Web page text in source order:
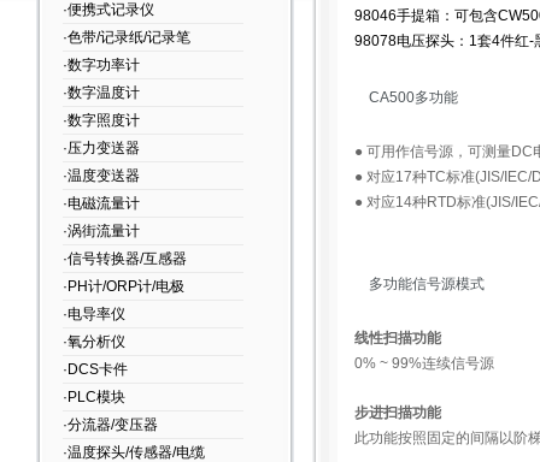
·便携式记录仪
·色带/记录纸/记录笔
·数字功率计
·数字温度计
·数字照度计
·压力变送器
·温度变送器
·电磁流量计
·涡街流量计
·信号转换器/互感器
·PH计/ORP计/电极
·电导率仪
·氧分析仪
·DCS卡件
·PLC模块
·分流器/变压器
·温度探头/传感器/电缆
98046手提箱：可包含
98078电压探头：1套4件红
CA500多功能
● 可用作信号源，可测量
● 对应17种TC标准(JIS/IEC/
● 对应14种RTD标准(JIS/
多功能信号源模式
线性扫描功能
0% ~ 99%连续信号源
步进扫描功能
此功能按照固定的间隔以阶